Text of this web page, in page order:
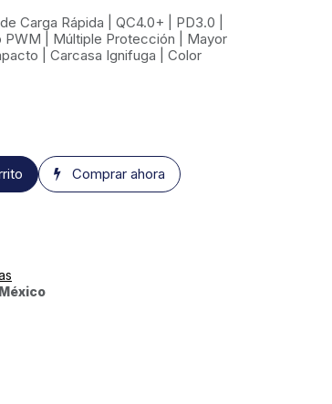
Carga Rápida | QC4.0+ | PD3.0 |
PWM | Múltiple Protección | Mayor
| Carcasa Ignifuga | Color
Comprar ahora